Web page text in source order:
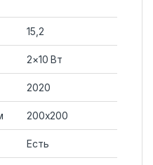
15,2
2×10 Вт
2020
200х200
Есть